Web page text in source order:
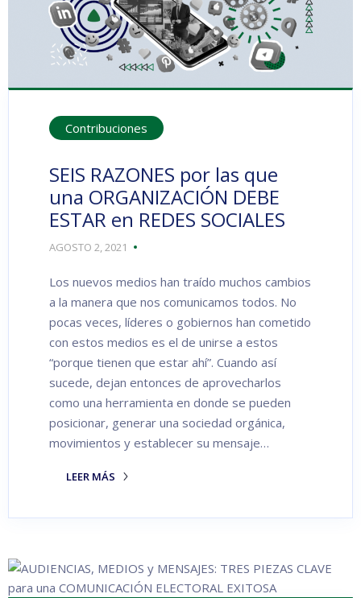
Contribuciones
SEIS RAZONES por las que
una ORGANIZACIÓN DEBE
ESTAR en REDES SOCIALES
AGOSTO 2, 2021
Los nuevos medios han traído muchos cambios
a la manera que nos comunicamos todos. No
pocas veces, líderes o gobiernos han cometido
con estos medios es el de unirse a estos
“porque tienen que estar ahí”. Cuando así
sucede, dejan entonces de aprovecharlos
como una herramienta en donde se pueden
posicionar, generar una sociedad orgánica,
movimientos y establecer su mensaje…
LEER MÁS